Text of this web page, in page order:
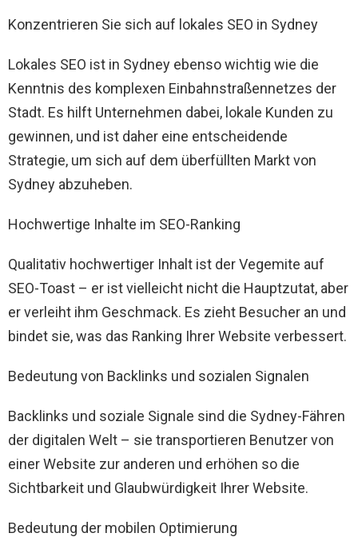
Konzentrieren Sie sich auf lokales SEO in Sydney
Lokales SEO ist in Sydney ebenso wichtig wie die
Kenntnis des komplexen Einbahnstraßennetzes der
Stadt. Es hilft Unternehmen dabei, lokale Kunden zu
gewinnen, und ist daher eine entscheidende
Strategie, um sich auf dem überfüllten Markt von
Sydney abzuheben.
Hochwertige Inhalte im SEO-Ranking
Qualitativ hochwertiger Inhalt ist der Vegemite auf
SEO-Toast – er ist vielleicht nicht die Hauptzutat, aber
er verleiht ihm Geschmack. Es zieht Besucher an und
bindet sie, was das Ranking Ihrer Website verbessert.
Bedeutung von Backlinks und sozialen Signalen
Backlinks und soziale Signale sind die Sydney-Fähren
der digitalen Welt – sie transportieren Benutzer von
einer Website zur anderen und erhöhen so die
Sichtbarkeit und Glaubwürdigkeit Ihrer Website.
Bedeutung der mobilen Optimierung